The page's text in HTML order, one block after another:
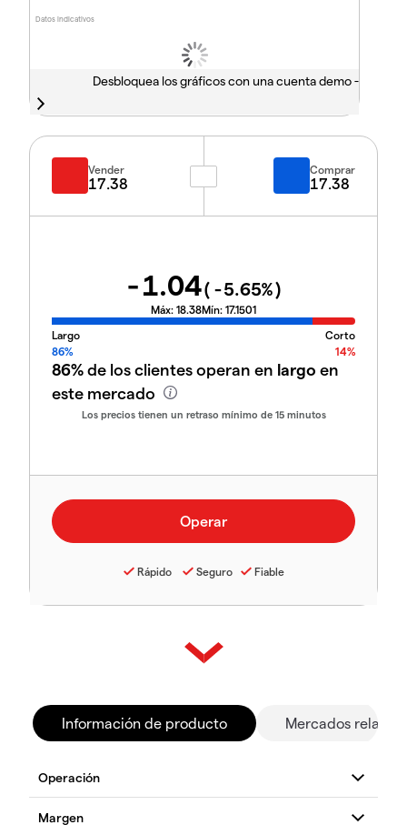
Datos indicativos
Desbloquea los gráficos con una cuenta demo -
Vender
17.38
Comprar
17.38
-1.04( -5.65%)
Máx: 18.38Mín: 17.1501
Largo
Corto
86%
14%
86%de los clientes operan en largo en
este mercado
Los precios tienen un retraso mínimo de 15 minutos
Rápido Seguro Fiable
Información de producto Mercados